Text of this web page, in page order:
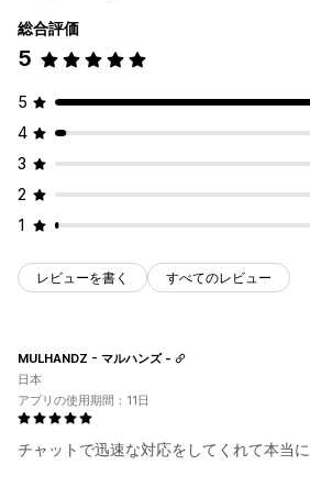
総合評価
5
5
4
3
2
1
レビューを書く すべてのレビュー
チャットで迅速な対応をしてくれて本当に
MULHANDZ - マルハンズ -
日本
アプリの使用期間：11日